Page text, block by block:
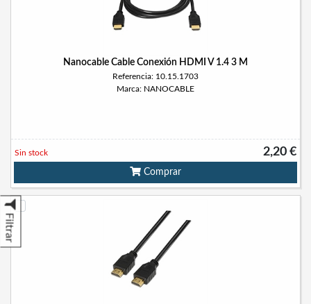
Filtrar
Nanocable Cable Conexión HDMI V 1.4 3 M
Referencia: 10.15.1703
Marca: NANOCABLE
2,20 €
Sin stock
Comprar